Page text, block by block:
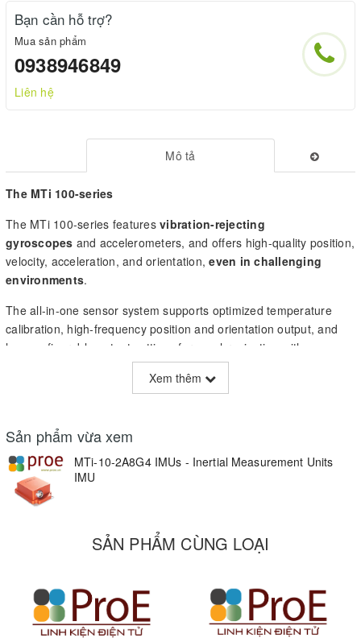
Bạn cần hỗ trợ?
Mua sản phẩm
0938946849
Liên hệ
Mô tả
The MTi 100-series
The MTi 100-series features vibration-rejecting
gyroscopes and accelerometers, and offers high-quality position,
velocity, acceleration, and orientation,even in challenging
environments.
The all-in-one sensor system supports optimized temperature
calibration, high-frequency position and orientation output, and
has configurable output settings for synchronization with any
The MTi 100-series is ruggedly built, with a protective, anodized,
special studs for easy mounting and aligning.
MTi
100-
Gyro
IMU
Xem thêm
Sản phẩm vừa xem
MTi-10-2A8G4 IMUs - Inertial Measurement Units
IMU
SẢN PHẨM CÙNG LOẠI